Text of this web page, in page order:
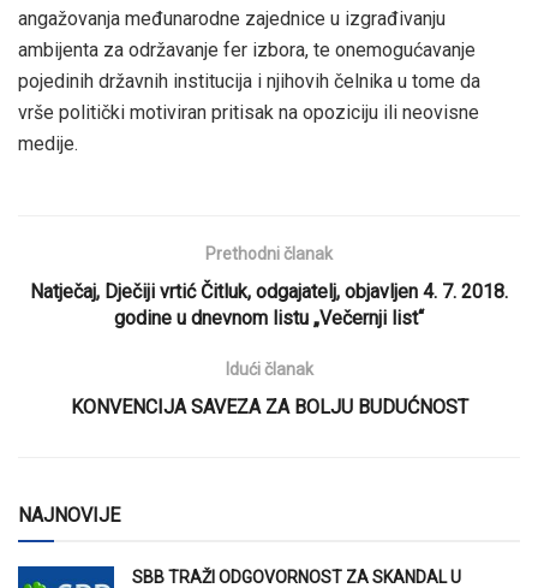
angažovanja međunarodne zajednice u izgrađivanju
ambijenta za održavanje fer izbora, te onemogućavanje
pojedinih državnih institucija i njihovih čelnika u tome da
vrše politički motiviran pritisak na opoziciju ili neovisne
medije.
Prethodni članak
Natječaj, Dječiji vrtić Čitluk, odgajatelj, objavljen 4. 7. 2018.
godine u dnevnom listu „Večernji list“
Idući članak
KONVENCIJA SAVEZA ZA BOLJU BUDUĆNOST
NAJNOVIJE
SBB TRAŽI ODGOVORNOST ZA SKANDAL U